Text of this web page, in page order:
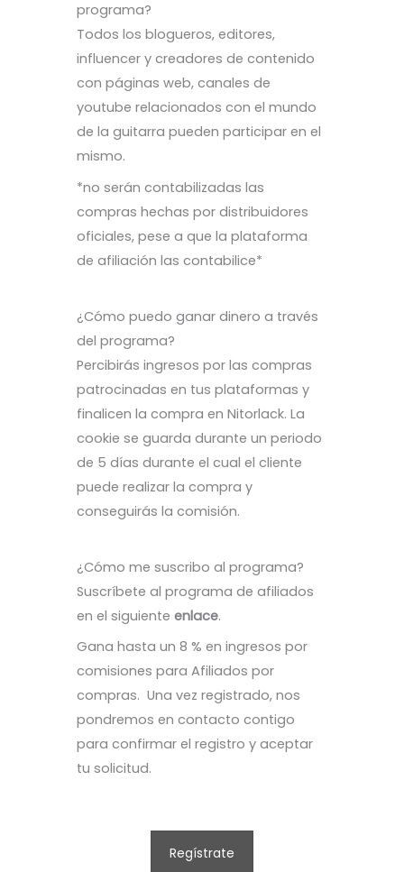
programa?
Todos los blogueros, editores,
influencer y creadores de contenido
con páginas web, canales de
youtube relacionados con el mundo
de la guitarra pueden participar en el
mismo.
*no serán contabilizadas las
compras hechas por distribuidores
oficiales, pese a que la plataforma
de afiliación las contabilice*
¿Cómo puedo ganar dinero a través
del programa?
Percibirás ingresos por las compras
patrocinadas en tus plataformas y
finalicen la compra en Nitorlack. La
cookie se guarda durante un periodo
de 5 días durante el cual el cliente
puede realizar la compra y
conseguirás la comisión.
¿Cómo me suscribo al programa?
Suscríbete al programa de afiliados
en el siguiente enlace.
Gana hasta un 8 % en ingresos por
comisiones para Afiliados por
compras. Una vez registrado, nos
pondremos en contacto contigo
para confirmar el registro y aceptar
tu solicitud.
Regístrate